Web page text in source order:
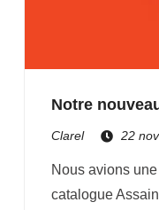
Notre
Clarel 22
Nous avions
catalogue